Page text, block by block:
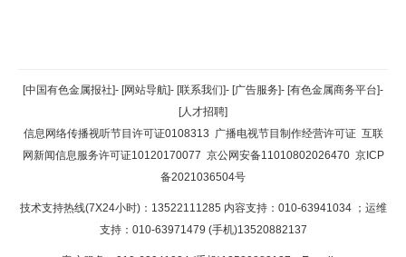
返回顶部
返回首页
[中国有色金属报社]- [网站导航]- [联系我们]- [广告服务]- [有色金属商务平台]-
[人才招聘]
信息网络传播视听节目许可证0108313 广播电视节目制作经营许可证 互联
网新闻信息服务许可证10120170077 京公网安备11010802026470 京ICP
备2021036504号
技术支持热线(7X24小时)：13522111285 内容支持：010-63941034 ；运维
支持：010-63971479 (手机)13520882137